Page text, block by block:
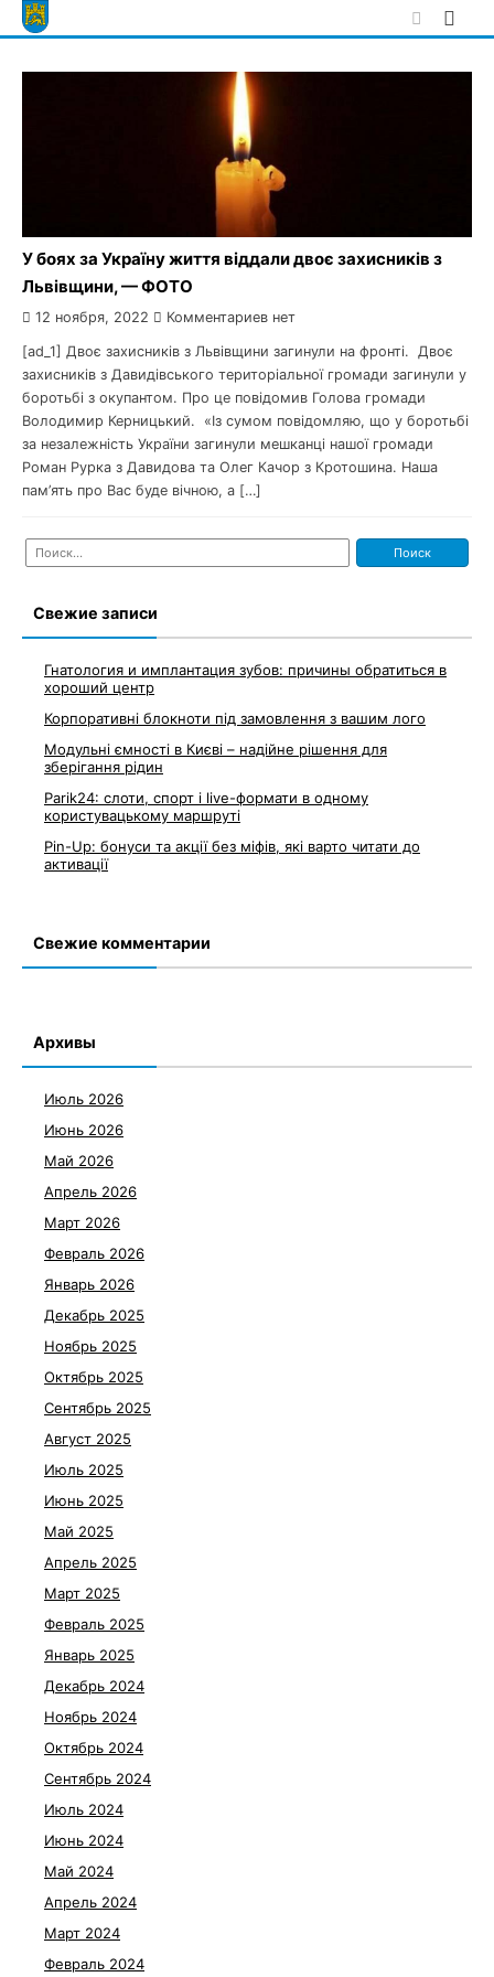
Skip
to
У боях за Україну життя віддали двоє захисників з
Львівщини, — ФОТО
12 ноября, 2022 Комментариев нет
[ad_1] Двоє захисників з Львівщини загинули на фронті. Двоє
захисників з Давидівського територіальної громади загинули у
боротьбі з окупантом. Про це повідомив Голова громади
Володимир Керницький. «Із сумом повідомляю, що у боротьбі
за незалежність України загинули мешканці нашої громади
Роман Рурка з Давидова та Олег Качор з Кротошина. Наша
пам’ять про Вас буде вічною, а […]
Найти:
Свежие записи
Гнатология и имплантация зубов: причины обратиться в
хороший центр
Корпоративні блокноти під замовлення з вашим лого
Модульні ємності в Києві – надійне рішення для
зберігання рідин
Parik24: слоти, спорт і live-формати в одному
користувацькому маршруті
Pin-Up: бонуси та акції без міфів, які варто читати до
активації
Свежие комментарии
Архивы
Июль 2026
Июнь 2026
Май 2026
Апрель 2026
Март 2026
Февраль 2026
Январь 2026
Декабрь 2025
Ноябрь 2025
Октябрь 2025
Сентябрь 2025
Август 2025
Июль 2025
Июнь 2025
Май 2025
Апрель 2025
Март 2025
Февраль 2025
Январь 2025
Декабрь 2024
Ноябрь 2024
Октябрь 2024
Сентябрь 2024
Июль 2024
Июнь 2024
Май 2024
Апрель 2024
Март 2024
Февраль 2024